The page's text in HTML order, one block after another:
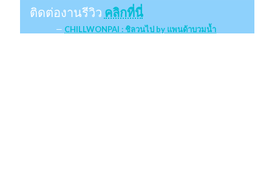
ติดต่องานรีวิว คลิกที่นี่
CHILLWONPAI : ชิลวนไป by แพนด้าบวมน้ำ